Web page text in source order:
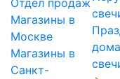
Отдел продаж
Магазины в
Москве
Магазины в
Санкт-